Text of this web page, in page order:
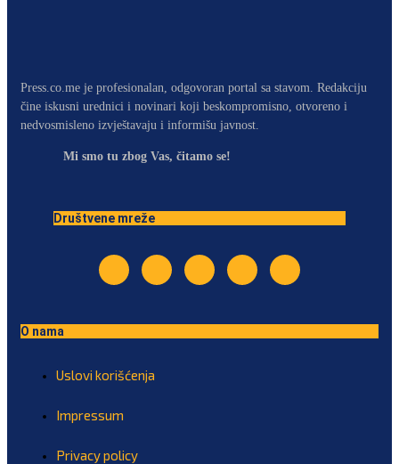
Press.co.me je profesionalan, odgovoran portal sa stavom. Redakciju
čine iskusni urednici i novinari koji beskompromisno, otvoreno i
nedvosmisleno izvještavaju i informišu javnost.
Mi smo tu zbog Vas, čitamo se!
Društvene mreže
O nama
Uslovi korišćenja
Impressum
Privacy policy